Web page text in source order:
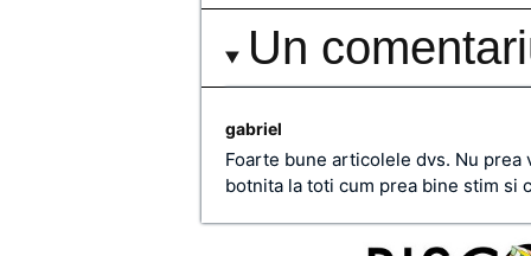
Un
gabriel
Foarte bune articolele dvs. Nu prea
botnita la toti cum prea bine stim si